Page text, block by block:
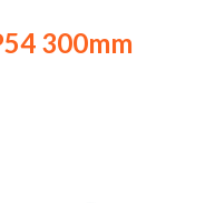
300mm